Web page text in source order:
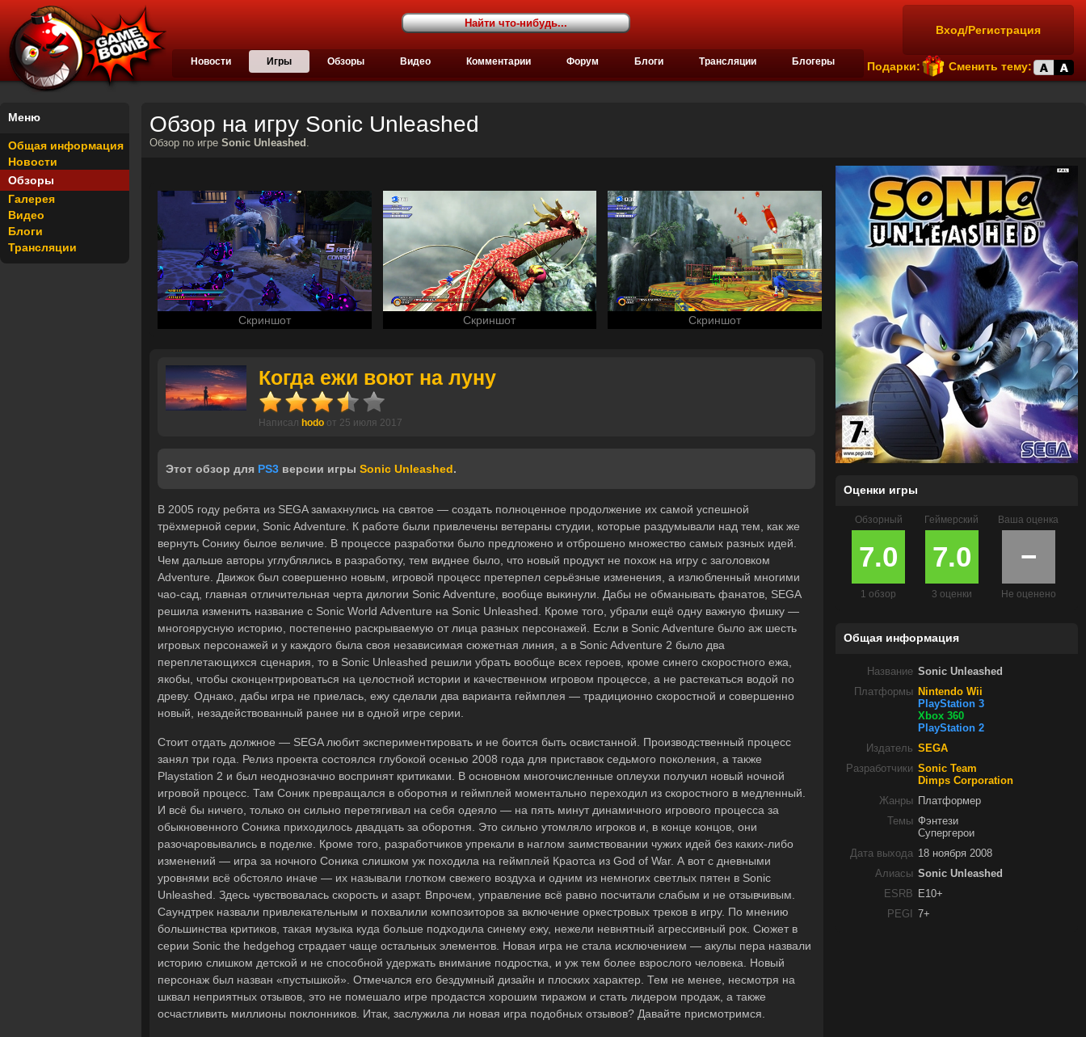
Вход/Регистрация
Подарки: Сменить тему:
Новости Игры Обзоры Видео Комментарии Форум Блоги Трансляции Блогеры
Меню
Общая информация
Новости
Обзоры
Галерея
Видео
Блоги
Трансляции
Обзор на игру Sonic Unleashed
Обзор по игре Sonic Unleashed .
Скриншот Скриншот Скриншот
Когда ежи воют на луну
Написал hodo от 25 июля 2017
Этот обзор для PS3 версии игры Sonic Unleashed.
В 2005 году ребята из SEGA замахнулись на святое — создать полноценное продолжение их самой успешной
трёхмерной серии, Sonic Adventure. К работе были привлечены ветераны студии, которые раздумывали над тем, как же
вернуть Сонику былое величие. В процессе разработки было предложено и отброшено множество самых разных идей.
Чем дальше авторы углублялись в разработку, тем виднее было, что новый продукт не похож на игру с заголовком
Adventure. Движок был совершенно новым, игровой процесс претерпел серьёзные изменения, а излюбленный многими
чао-сад, главная отличительная черта дилогии Sonic Adventure, вообще выкинули. Дабы не обманывать фанатов, SEGA
решила изменить название с Sonic World Adventure на Sonic Unleashed. Кроме того, убрали ещё одну важную фишку —
многоярусную историю, постепенно раскрываемую от лица разных персонажей. Если в Sonic Adventure было аж шесть
игровых персонажей и у каждого была своя независимая сюжетная линия, а в Sonic Adventure 2 было два
переплетающихся сценария, то в Sonic Unleashed решили убрать вообще всех героев, кроме синего скоростного ежа,
якобы, чтобы сконцентрироваться на целостной истории и качественном игровом процессе, а не растекаться водой по
древу. Однако, дабы игра не приелась, ежу сделали два варианта геймплея — традиционно скоростной и совершенно
новый, незадействованный ранее ни в одной игре серии.
Стоит отдать должное — SEGA любит экспериментировать и не боится быть освистанной. Производственный процесс
занял три года. Релиз проекта состоялся глубокой осенью 2008 года для приставок седьмого поколения, а также
Playstation 2 и был неоднозначно воспринят критиками. В основном многочисленные оплеухи получил новый ночной
игровой процесс. Там Соник превращался в оборотня и геймплей моментально переходил из скоростного в медленный.
И всё бы ничего, только он сильно перетягивал на себя одеяло — на пять минут динамичного игрового процесса за
обыкновенного Соника приходилось двадцать за оборотня. Это сильно утомляло игроков и, в конце концов, они
разочаровывались в поделке. Кроме того, разработчиков упрекали в наглом заимствовании чужих идей без каких-либо
изменений — игра за ночного Соника слишком уж походила на геймплей Краотса из God of War. А вот с дневными
уровнями всё обстояло иначе — их называли глотком свежего воздуха и одним из немногих светлых пятен в Sonic
Unleashed. Здесь чувствовалась скорость и азарт. Впрочем, управление всё равно посчитали слабым и не отзывчивым.
Саундтрек назвали привлекательным и похвалили композиторов за включение оркестровых треков в игру. По мнению
большинства критиков, такая музыка куда больше подходила синему ежу, нежели невнятный агрессивный рок. Сюжет в
серии Sonic the hedgehog страдает чаще остальных элементов. Новая игра не стала исключением — акулы пера назвали
историю слишком детской и не способной удержать внимание подростка, и уж тем более взрослого человека. Новый
персонаж был назван «пустышкой». Отмечался его бездумный дизайн и плоских характер. Тем не менее, несмотря на
шквал неприятных отзывов, это не помешало игре продастся хорошим тиражом и стать лидером продаж, а также
осчастливить миллионы поклонников. Итак, заслужила ли новая игра подобных отзывов? Давайте присмотримся.
Оценки игры
Обзорный
7.0
1 обзор
Геймерский
7.0
3 оценки
Ваша оценка
−
Не оценено
Общая информация
Название Sonic Unleashed
Платформы Nintendo Wii
PlayStation 3
Xbox 360
PlayStation 2
Издатель SEGA
Разработчики Sonic Team
Dimps Corporation
Жанры
Платформер
Темы Фэнтези
Супергерои
Дата выхода 18 ноября 2008
Алиасы Sonic Unleashed
ESRB
E10+
PEGI
7+